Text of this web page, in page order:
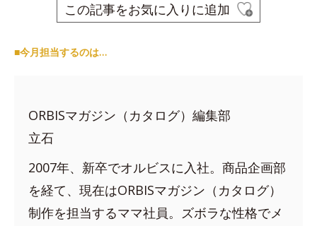
この記事をお気に入りに追加
■今月担当するのは…
ORBISマガジン（カタログ）編集部
立石
2007年、新卒でオルビスに入社。商品企画部
を経て、現在はORBISマガジン（カタログ）
制作を担当するママ社員。ズボラな性格でメ